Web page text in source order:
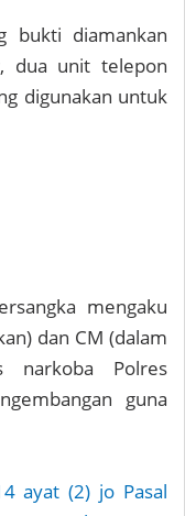
bukti diamankan
dua unit telepon
digunakan untuk
mengaku
dan CM (dalam
narkoba Polres
guna
ayat (2) jo Pasal